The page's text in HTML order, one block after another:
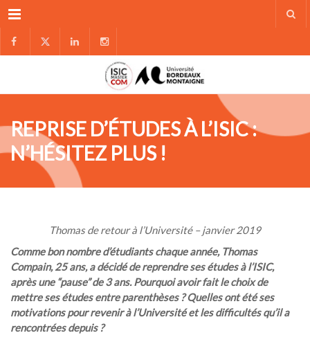
Menu
REPRISE D’ÉTUDES À L’ISIC :
N’HÉSITEZ PLUS !
Thomas de retour à l’Université – janvier 2019
Comme bon nombre d’étudiants chaque année, Thomas
Compain, 25 ans, a décidé de reprendre ses études à l’ISIC,
après une “pause” de 3 ans. Pourquoi avoir fait le choix de
mettre ses études entre parenthèses ? Quelles ont été ses
motivations pour revenir à l’Université et les difficultés qu’il a
rencontrées depuis ?